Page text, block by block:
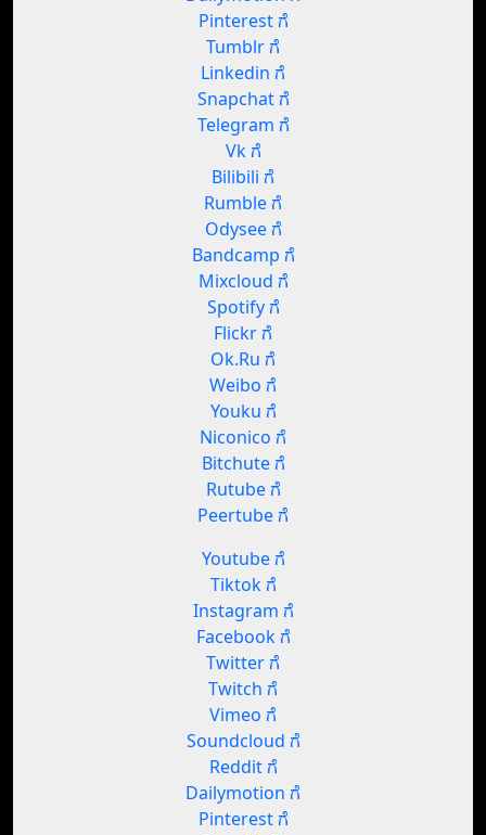
Pinterest ಗೆ
Tumblr ಗೆ
Linkedin ಗೆ
Snapchat ಗೆ
Telegram ಗೆ
Vk ಗೆ
Bilibili ಗೆ
Rumble ಗೆ
Odysee ಗೆ
Bandcamp ಗೆ
Mixcloud ಗೆ
Spotify ಗೆ
Flickr ಗೆ
Ok.Ru ಗೆ
Weibo ಗೆ
Youku ಗೆ
Niconico ಗೆ
Bitchute ಗೆ
Rutube ಗೆ
Peertube ಗೆ
Youtube ಗೆ
Tiktok ಗೆ
Instagram ಗೆ
Facebook ಗೆ
Twitter ಗೆ
Twitch ಗೆ
Vimeo ಗೆ
Soundcloud ಗೆ
Reddit ಗೆ
Dailymotion ಗೆ
Pinterest ಗೆ